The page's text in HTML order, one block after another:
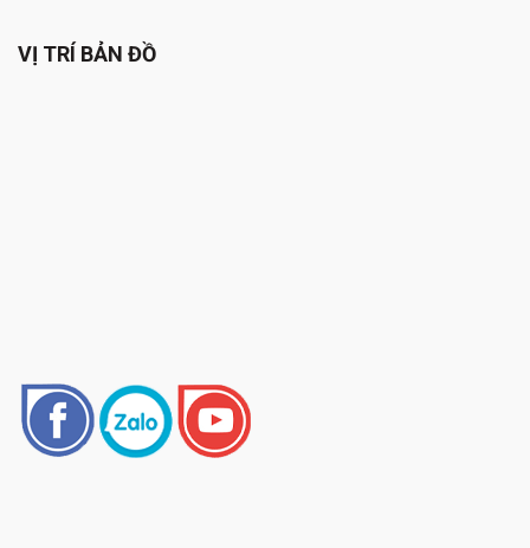
VỊ TRÍ BẢN ĐỒ